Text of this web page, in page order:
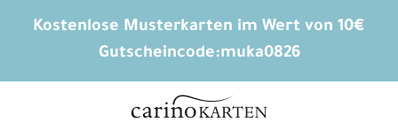
Kostenlose Musterkarten im Wert von 10€
Gutscheincode:muka0826